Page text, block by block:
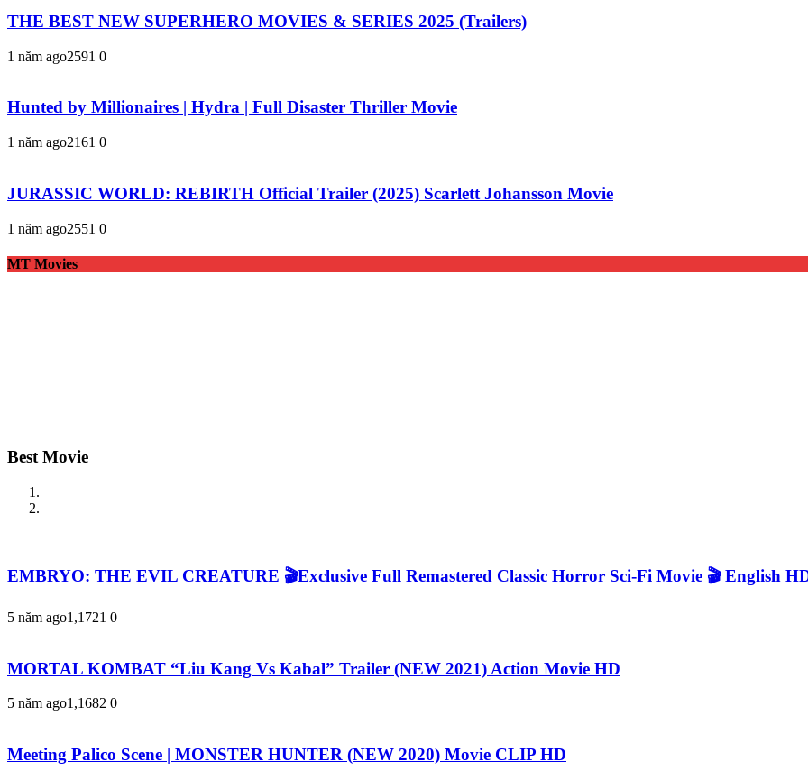
THE BEST NEW SUPERHERO MOVIES & SERIES 2025 (Trailers)
1 năm ago2591 0
Hunted by Millionaires | Hydra | Full Disaster Thriller Movie
1 năm ago2161 0
JURASSIC WORLD: REBIRTH Official Trailer (2025) Scarlett Johansson Movie
1 năm ago2551 0
MT Movies
Best Movie
EMBRYO: THE EVIL CREATURE 🎬Exclusive Full Remastered Classic Horror Sci-Fi Movie 🎬 English
5 năm ago1,1721 0
MORTAL KOMBAT “Liu Kang Vs Kabal” Trailer (NEW 2021) Action Movie HD
5 năm ago1,1682 0
Meeting Palico Scene | MONSTER HUNTER (NEW 2020) Movie CLIP HD